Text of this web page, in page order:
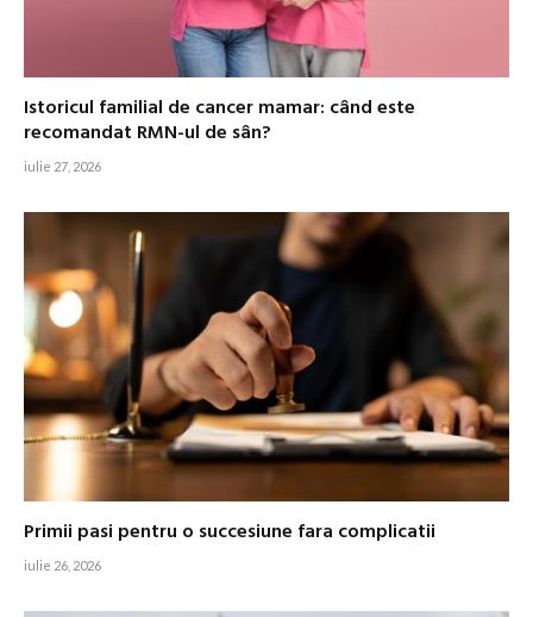
Istoricul familial de cancer mamar: când este
recomandat RMN-ul de sân?
iulie 27, 2026
Primii pasi pentru o succesiune fara complicatii
iulie 26, 2026